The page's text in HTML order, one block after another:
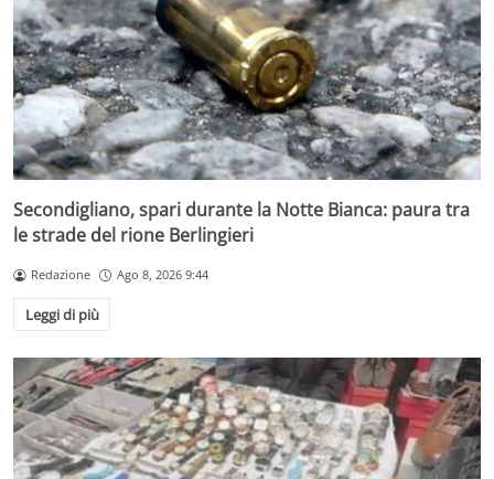
Secondigliano, spari durante la Notte Bianca: paura tra
le strade del rione Berlingieri
Redazione Ago 8, 2026 9:44
Leggi di più